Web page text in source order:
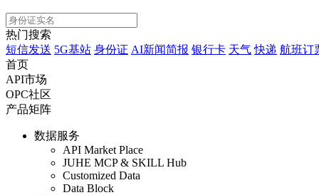
热门搜索
短信发送 5G基站 身份证 AI新闻简报 银行卡 天气 快递 航班订
首页
API市场
OPC社区
产品矩阵
数据服务
API Market Place
JUHE MCP & SKILL Hub
Customized Data
Data Block